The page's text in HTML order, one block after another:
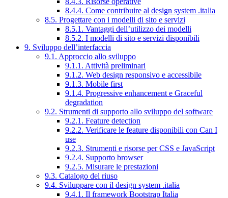
8.4.4. Come contribuire al design system .italia
8.5. Progettare con i modelli di sito e servizi
8.5.1. Vantaggi dell’utilizzo dei modelli
8.5.2. I modelli di sito e servizi disponibili
9. Sviluppo dell’interfaccia
9.1. Approccio allo sviluppo
9.1.1. Attività preliminari
9.1.2. Web design responsivo e accessibile
9.1.3. Mobile first
9.1.4. Progressive enhancement e Graceful
degradation
9.2. Strumenti di supporto allo sviluppo del software
9.2.1. Feature detection
9.2.2. Verificare le feature disponibili con Can I
use
9.2.3. Strumenti e risorse per CSS e JavaScript
9.2.4. Supporto browser
9.2.5. Misurare le prestazioni
9.3. Catalogo del riuso
9.4. Sviluppare con il design system .italia
9.4.1. Il framework Bootstrap Italia